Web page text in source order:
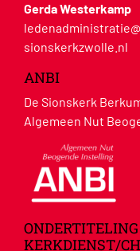
Gerda Westerkamp
ledenadministratie@
sionskerkzwolle.nl
ANBI
De Sionskerk
Algemeen Nut
KERKDIENST/